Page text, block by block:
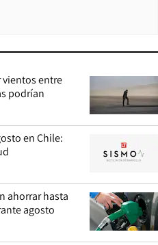
entre
podrían
en Chile:
ahorrar hasta
agosto